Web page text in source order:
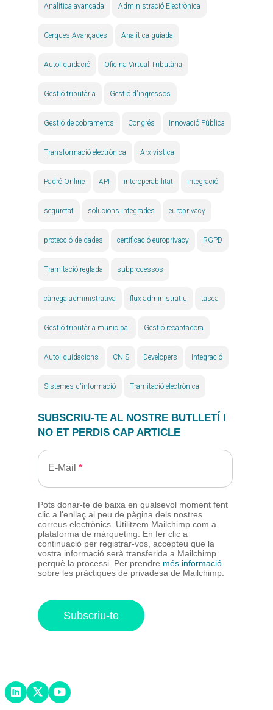
Analítica avançada Administració Electrònica
Cerques Avançades Analítica guiada
Autoliquidació Oficina Virtual Tributària
Gestió tributària Gestió d'ingressos
Gestió de cobraments Congrés Innovació Pública
Transformació electrònica Arxivística
Padró Online API interoperabilitat integració
seguretat solucions integrades europrivacy
protecció de dades certificació europrivacy RGPD
Tramitació reglada subprocessos
càrrega administrativa flux administratiu tasca
Gestió tributària municipal Gestió recaptadora
Autoliquidacions CNIS Developers Integració
Sistemes d'informació Tramitació electrònica
SUBSCRIU-TE AL NOSTRE BUTLLETÍ I
NO ET PERDIS CAP ARTICLE
E-Mail
Pots donar-te de baixa en qualsevol moment fent
clic a l'enllaç al peu de pàgina dels nostres
correus electrònics. Utilitzem Mailchimp com a
plataforma de màrqueting. En fer clic a
continuació per registrar-vos, accepteu que la
vostra informació serà transferida a Mailchimp
perquè la processi. Per prendre més informació
sobre les pràctiques de privadesa de Mailchimp.